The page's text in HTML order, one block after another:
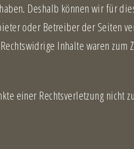
Deshalb können wir für
oder Betreiber der Seiten
Inhalte waren zum
einer Rechtsverletzung nicht